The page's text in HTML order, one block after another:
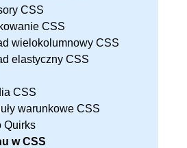
CSS
CSS
wielokolumnowy CSS
elastyczny CSS
CSS
warunkowe CSS
Quirks
w CSS